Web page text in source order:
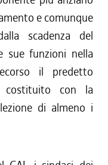
e comunque
scadenza del
sue funzioni nella
il predetto
costituito con la
di almeno i